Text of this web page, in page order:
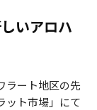
いアロハ
ラート地区の先
ット市場」にて